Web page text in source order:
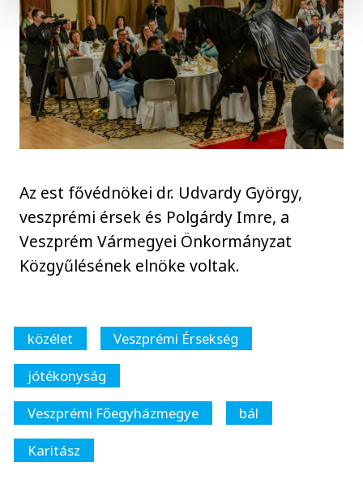
Az est fővédnökei dr. Udvardy György,
veszprémi érsek és Polgárdy Imre, a
Veszprém Vármegyei Önkormányzat
Közgyűlésének elnöke voltak.
közélet
Veszprémi Érsekség
jótékonyság
Veszprémi Főegyházmegye
bál
Karitász